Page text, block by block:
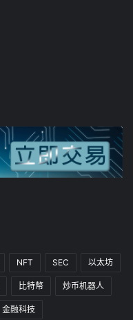
NFT SEC 以太坊
比特幣 炒币机器人
金融科技